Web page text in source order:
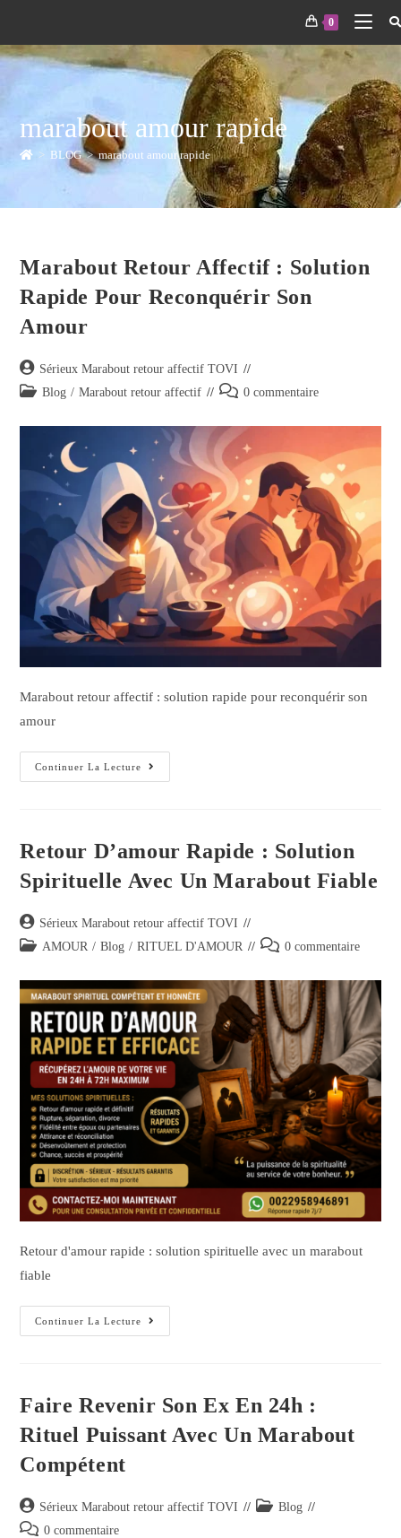
0
marabout amour rapide
> BLOG > marabout amour rapide
Marabout Retour Affectif : Solution
Rapide Pour Reconquérir Son
Amour
Sérieux Marabout retour affectif TOVI
Blog / Marabout retour affectif 0 commentaire
Marabout retour affectif : solution rapide pour reconquérir son
amour
Continuer La Lecture
Retour D’amour Rapide : Solution
Spirituelle Avec Un Marabout Fiable
Sérieux Marabout retour affectif TOVI
AMOUR / Blog / RITUEL D'AMOUR 0 commentaire
Retour d'amour rapide : solution spirituelle avec un marabout
fiable
Continuer La Lecture
Faire Revenir Son Ex En 24h :
Rituel Puissant Avec Un Marabout
Compétent
Sérieux Marabout retour affectif TOVI
Blog
0 commentaire